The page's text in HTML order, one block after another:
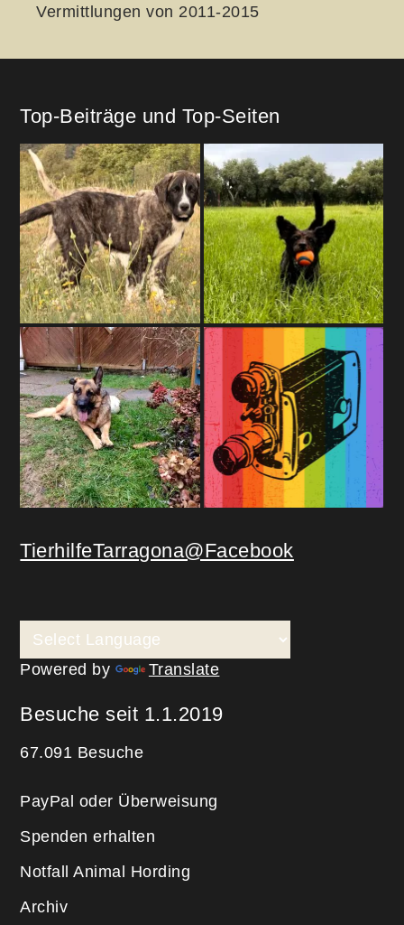
Vermittlungen von 2011-2015
Top-Beiträge und Top-Seiten
TierhilfeTarragona@Facebook
Powered by Translate
Besuche seit 1.1.2019
67.091 Besuche
PayPal oder Überweisung
Spenden erhalten
Notfall Animal Hording
Archiv